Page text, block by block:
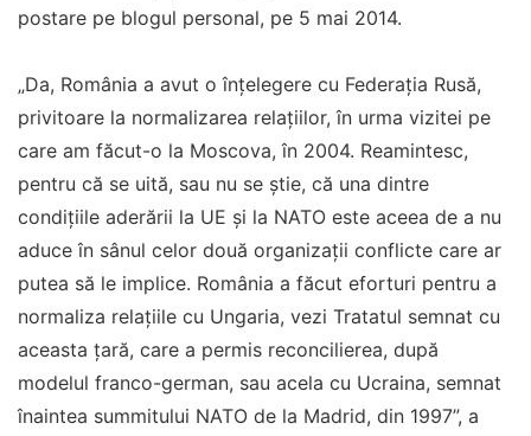
postare pe blogul personal, pe 5 mai 2014.
„Da, România a avut o înțelegere cu Federația Rusă,
privitoare la normalizarea relațiilor, în urma vizitei pe
care am făcut-o la Moscova, în 2004. Reamintesc,
pentru că se uită, sau nu se știe, că una dintre
condițiile aderării la UE și la NATO este aceea de a nu
aduce în sânul celor două organizații conflicte care ar
putea să le implice. România a făcut eforturi pentru a
normaliza relațiile cu Ungaria, vezi Tratatul semnat cu
aceasta țară, care a permis reconcilierea, după
modelul franco-german, sau acela cu Ucraina, semnat
înaintea summitului NATO de la Madrid, din 1997”, a